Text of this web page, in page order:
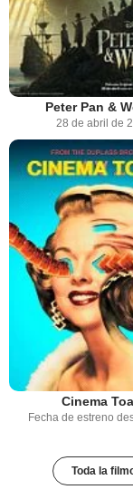
Peter Pan &
28 de abril de
Cinema
Fecha de estreno
Toda la